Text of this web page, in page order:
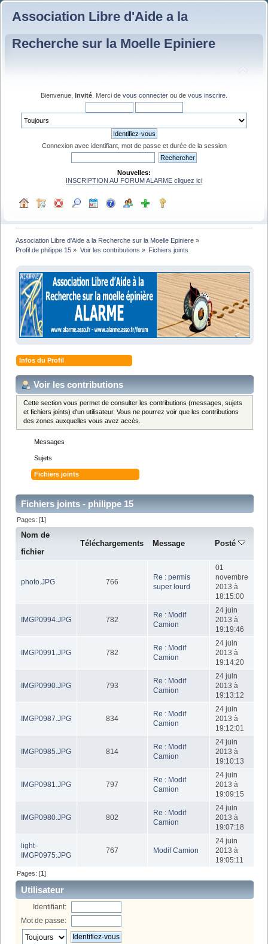
Association Libre d'Aide a la
Recherche sur la Moelle Epiniere
Bienvenue, Invité . Merci de vous connecter ou de vous inscrire
Connexion avec identifiant, mot de passe et durée de la session
Nouvelles:
INSCRIPTION AU FORUM ALARME cliquez ici
Association Libre d'Aide a la Recherche sur la Moelle Epiniere »
Profil de philippe 15 » Voir les contributions » Fichiers joints
Infos du Profil
Voir les contributions
Cette section vous permet de consulter les contributions (messages, sujets
et fichiers joints) d'un utilisateur. Vous ne pourrez voir que les contributions
des zones auxquelles vous avez accès.
Messages
Sujets
Fichiers joints
Fichiers joints - philippe 15
Pages: [1]
Nom de
fichier
Téléchargements Message Posté
photo.JPG 766
Re : permis
super lourd
01
novembre
2013 à
18:15:00
IMGP0994.JPG 782
Re : Modif
Camion
24 juin
2013 à
19:19:46
IMGP0991.JPG 782
Re : Modif
Camion
24 juin
2013 à
19:14:20
IMGP0990.JPG 793
Re : Modif
Camion
24 juin
2013 à
19:13:12
IMGP0987.JPG 834
Re : Modif
Camion
24 juin
2013 à
19:12:01
IMGP0985.JPG 814
Re : Modif
Camion
24 juin
2013 à
19:10:13
IMGP0981.JPG 797
Re : Modif
Camion
24 juin
2013 à
19:09:15
IMGP0980.JPG 802
Re : Modif
Camion
24 juin
2013 à
19:07:18
light-
IMGP0975.JPG
767 Modif Camion
24 juin
2013 à
19:05:11
Pages: [1]
Utilisateur
Identifiant:
Mot de passe: